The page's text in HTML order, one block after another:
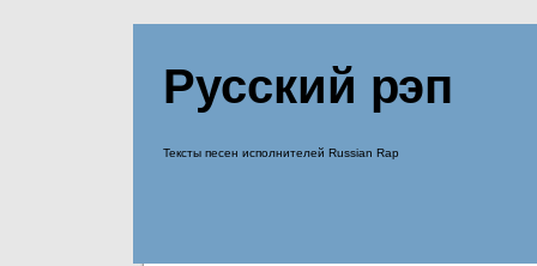
Русский рэп
Тексты песен исполнителей Russian Rap